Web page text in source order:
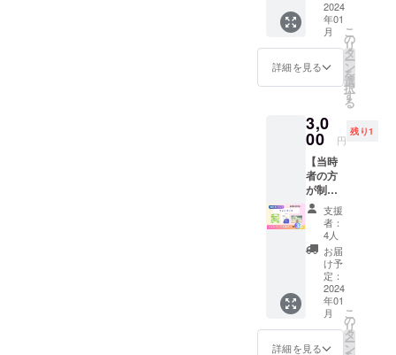
限界は
自分で
決める
障
害者と
いう枠
組みを
らえ！
11月
号 高
次脳機
能障
害 病
気で
失った
ものの
確かに
ある
が、新
しく見
つけた
道もあ
る。
こ
い。
をお知
らせく
ださ
い。寄
贈も承
りま
す。 同
PDF
も、受
取先の
メール
アドレ
スをお
知らせ
くださ
い。
2024
年01
月
詳細を見る
こ
の
リ
タ
ー
ン
を
選
択
す
る
3,0
00 円
残り1
【当時
者の方
が制作
した
フォト
ブック3
冊セッ
ト】 高
次脳機
能障害
歴40年
の当事
者の本
です 小
支援
者：
4人
お届
け予
定：
2024
年01
月
詳細を見る
こ
の
リ
タ
ー
ン